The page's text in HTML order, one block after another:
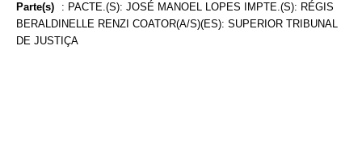
Parte(s) : PACTE.(S): JOSÉ MANOEL LOPES IMPTE.(S): RÉGIS
BERALDINELLE RENZI COATOR(A/S)(ES): SUPERIOR TRIBUNAL
DE JUSTIÇA